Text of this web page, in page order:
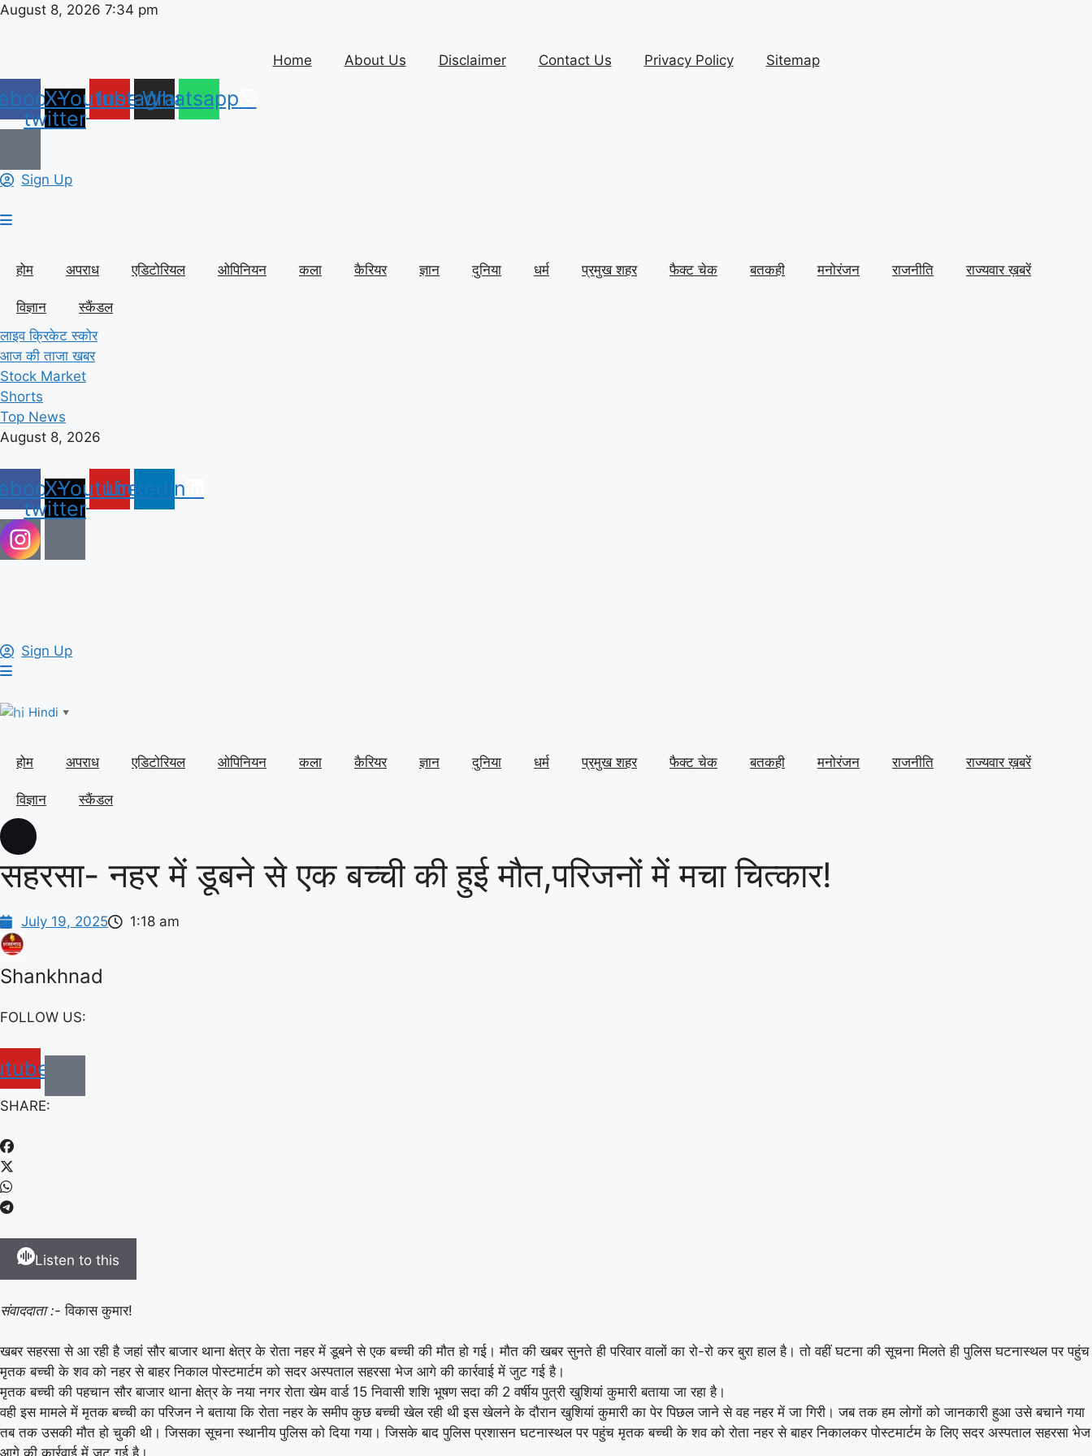
Skip
August 8, 2026 7:34 pm
Home About Us Disclaimer Contact Us Privacy Policy Sitemap
X-
twitter
YoutubeInstagram
Whatsapp
Sign Up
होम अपराध एडिटोरियल ओपिनियन कला कैरियर ज्ञान दुनिया धर्म प्रमुख शहर फैक्ट चेक बतकही मनोरंजन राजनीति राज्यवार ख़बरें
विज्ञान
स्कैंडल
लाइव क्रिकेट स्कोर
आज की ताजा खबर
Stock Market
Shorts
Top News
August 8, 2026
X-
twitter
YoutubeLinkedin
Sign Up
Hindi ▼
होम अपराध एडिटोरियल ओपिनियन कला कैरियर ज्ञान दुनिया धर्म प्रमुख शहर फैक्ट चेक बतकही मनोरंजन राजनीति राज्यवार ख़बरें
विज्ञान स्कैंडल
सहरसा- नहर में डूबने से एक बच्ची की हुई मौत,परिजनों में मचा चित्कार!
July 19, 2025 1:18 am
Shankhnad
FOLLOW US:
SHARE:
Listen to this
संवाददाता :- विकास कुमार!
खबर सहरसा से आ रही है जहां सौर बाजार थाना क्षेत्र के रोता नहर में डूबने से एक बच्ची की मौत हो गई। मौत की खबर सुनते ही परिवार वालों का रो-रो कर बुरा हाल है। तो वहीं घटना की सूचना मिलते ही पुलिस घटनास्थल पर पहुंच
मृतक बच्ची के शव को नहर से बाहर निकाल पोस्टमार्टम को सदर अस्पताल सहरसा भेज आगे की कार्रवाई में जुट गई है।
मृतक बच्ची की पहचान सौर बाजार थाना क्षेत्र के नया नगर रोता खेम वार्ड 15 निवासी शशि भूषण सदा की 2 वर्षीय पुत्री खुशियां कुमारी बताया जा रहा है।
वही इस मामले में मृतक बच्ची का परिजन ने बताया कि रोता नहर के समीप कुछ बच्ची खेल रही थी इस खेलने के दौरान खुशियां कुमारी का पेर पिछल जाने से वह नहर में जा गिरी। जब तक हम लोगों को जानकारी हुआ उसे बचाने गया
तब तक उसकी मौत हो चुकी थी। जिसका सूचना स्थानीय पुलिस को दिया गया। जिसके बाद पुलिस प्रशासन घटनास्थल पर पहुंच मृतक बच्ची के शव को रोता नहर से बाहर निकालकर पोस्टमार्टम के लिए सदर अस्पताल सहरसा भेज